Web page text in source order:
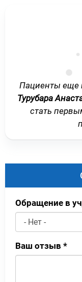
Пациенты еще
Турубара
стать
Обращение в
Ваш отзыв *